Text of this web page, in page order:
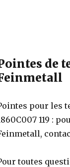
de
pour les
119 :
toutes